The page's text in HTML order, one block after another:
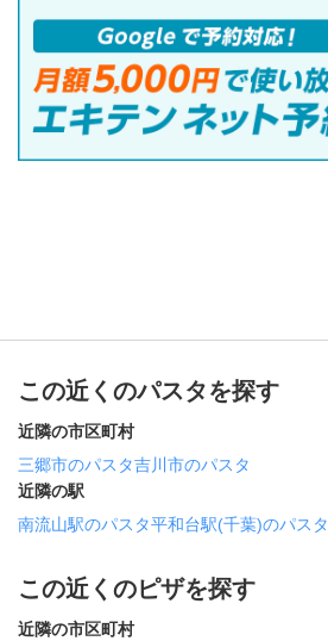
この近くのパスタを探す
近隣の市区町村
三郷市のパスタ吉川市のパスタ
近隣の駅
南流山駅のパスタ平和台駅(千葉)のパスタ
この近くのピザを探す
近隣の市区町村